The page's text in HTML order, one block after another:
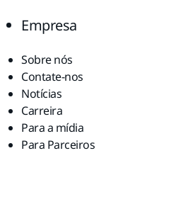
Empresa
Sobre nós
Contate-nos
Notícias
Carreira
Para a mídia
Para Parceiros